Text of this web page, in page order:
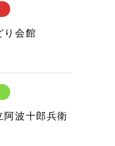
り会館
阿波十郎兵衛